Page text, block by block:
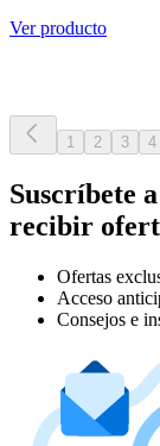
Ver producto
1 2 3 4
Suscríbete
recibir
Ofertas
Acceso
Consejos e